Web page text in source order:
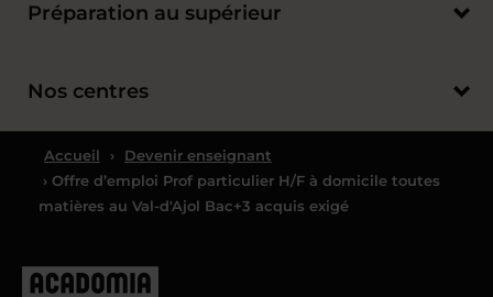
Préparation au supérieur
Nos centres
Accueil ›
Devenir enseignant
› Offre d’emploi Prof particulier H/F à domicile toutes
matières au Val-d'Ajol Bac+3 acquis exigé